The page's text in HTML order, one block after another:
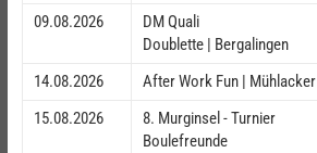
09.08.2026
DM Quali
Doublette | Bergalingen
14.08.2026
After Work Fun | Mühlacker
15.08.2026
8. Murginsel - Turnier
Boulefreunde